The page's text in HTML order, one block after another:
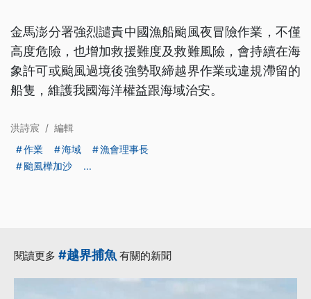
金馬澎分署強烈譴責中國漁船颱風夜冒險作業，不僅
高度危險，也增加救援難度及救難風險，會持續在海
象許可或颱風過境後強勢取締越界作業或違規滯留的
船隻，維護我國海洋權益跟海域治安。
洪詩宸 / 編輯
作業
海域
漁會理事長
颱風樺加沙
...
閱讀更多 #越界捕魚 有關的新聞